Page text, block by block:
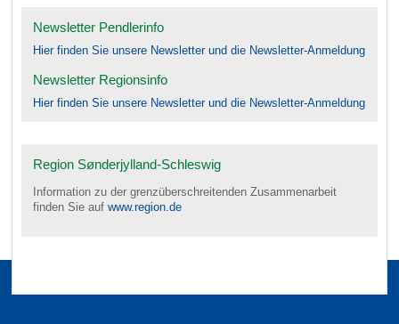
Newsletter Pendlerinfo
Hier finden Sie unsere Newsletter und die Newsletter-Anmeldung
Newsletter Regionsinfo
Hier finden Sie unsere Newsletter und die Newsletter-Anmeldung
Region Sønderjylland-Schleswig
Information zu der grenzüberschreitenden Zusammenarbeit
finden Sie auf www.region.de